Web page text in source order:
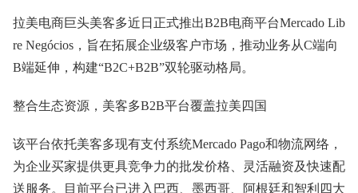
拉美电商巨头美客多近日正式推出B2B电商平台Mercado Lib
re Negócios，旨在拓展企业级客户市场，推动业务从C端向
B端延伸，构建“B2C+B2B”双轮驱动格局。
整合生态资源，美客多B2B平台覆盖拉美四国
该平台依托美客多现有支付系统Mercado Pago和物流网络，
为企业买家提供更具竞争力的批发价格、灵活融资及快速配
送服务。目前平台已进入巴西、墨西哥、阿根廷和智利四大